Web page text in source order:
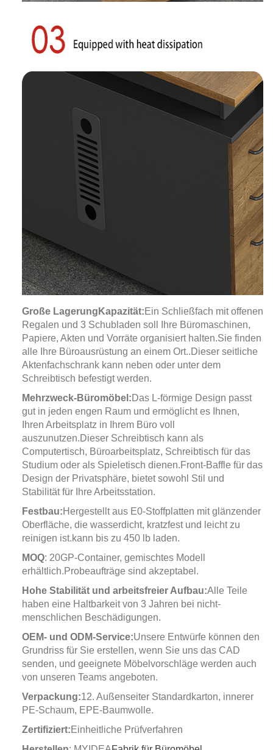
Große Lagerung Kapazität:Ein Schließfach mit offenen
Regalen und 3 Schubladen soll Ihre Büromaschinen,
Papiere, Akten und Vorräte organisiert halten.Sie finden
alle Ihre Büroausrüstung an einem Ort..Dieser seitliche
Aktenfachschrank kann neben oder unter dem
Schreibtisch befestigt werden.
Mehrzweck-Büromöbel:Das L-förmige Design passt
gut in jeden engen Raum und ermöglicht es Ihnen,
Ihren Arbeitsplatz in Ihrem Büro voll
auszunutzen.Dieser Schreibtisch kann als
Computertisch, Büroarbeitsplatz, Schreibtisch für das
Studium oder als Spieletisch dienen.Front-Baffle für das
Design der Privatsphäre, bietet sowohl Stil und
Stabilität für Ihre Arbeitsstation.
Festbau:Hergestellt aus E0-Stoffplatten mit glänzender
Oberfläche, die wasserdicht, kratzfest und leicht zu
reinigen ist.kann bis zu 450 lb laden.
MOQ: 20GP-Container, gemischtes Modell
erhältlich.Probeaufträge sind akzeptabel.
Hohe Stabilität und arbeitsfreier Aufbau:Alle Teile
haben eine Haltbarkeit von 3 Jahren bei nicht-
menschlichen Beschädigungen.
OEM- und ODM-Service:Unsere Entwürfe können den
Grundriss für Sie erstellen, wenn Sie uns das CAD
senden, und geeignete Möbelvorschläge werden auch
von unseren Teams angeboten.
Verpackung:12. Außenseiter Standardkarton, innerer
PE-Schaum, EPE-Baumwolle.
Zertifiziert:Einheitliche Prüfverfahren